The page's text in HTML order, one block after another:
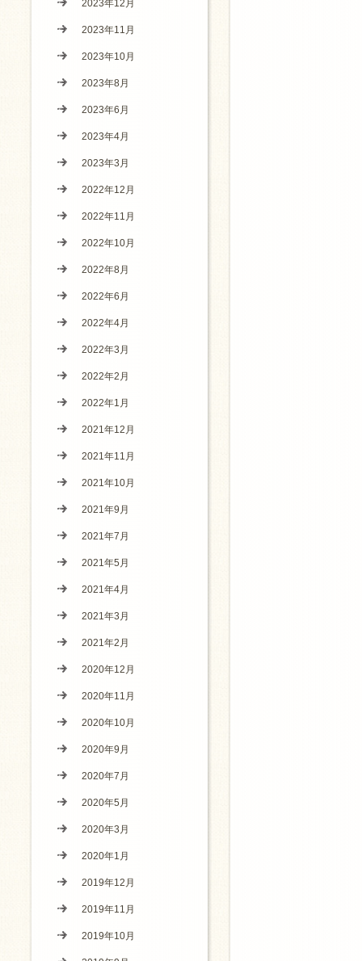
2023年12月
2023年11月
2023年10月
2023年8月
2023年6月
2023年4月
2023年3月
2022年12月
2022年11月
2022年10月
2022年8月
2022年6月
2022年4月
2022年3月
2022年2月
2022年1月
2021年12月
2021年11月
2021年10月
2021年9月
2021年7月
2021年5月
2021年4月
2021年3月
2021年2月
2020年12月
2020年11月
2020年10月
2020年9月
2020年7月
2020年5月
2020年3月
2020年1月
2019年12月
2019年11月
2019年10月